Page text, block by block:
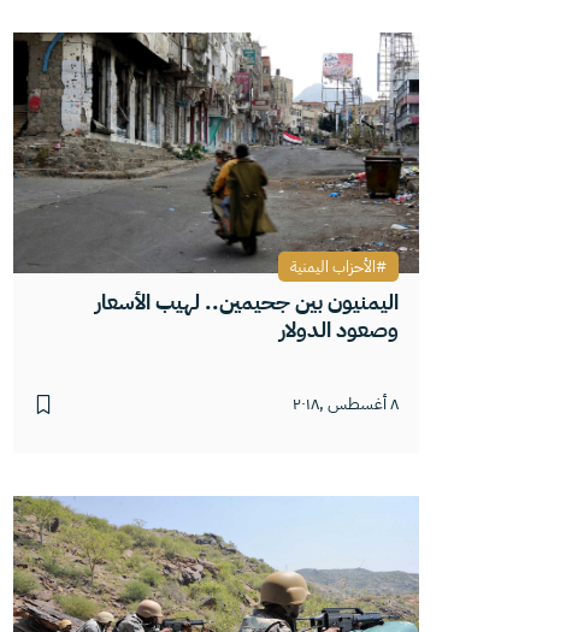
اليمنيون بين جحيمين.. لهيب الأسعار
وصعود الدولار
٨ أغسطس ,٢٠١٨
الأحزاب اليمنية